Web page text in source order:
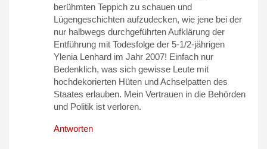
berühmten Teppich zu schauen und
Lügengeschichten aufzudecken, wie jene bei der
nur halbwegs durchgeführten Aufklärung der
Entführung mit Todesfolge der 5-1/2-jährigen
Ylenia Lenhard im Jahr 2007! Einfach nur
Bedenklich, was sich gewisse Leute mit
hochdekorierten Hüten und Achselpatten des
Staates erlauben. Mein Vertrauen in die Behörden
und Politik ist verloren.
Antworten